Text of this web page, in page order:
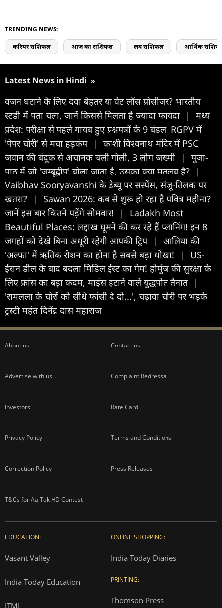
TRENDING NEWS:
करियर राशिफल आज का राशिफल लव राशिफल आर्थिक
Latest News in Hindi »
वजन घटाने के लिए दवा बेहतर या वेट लॉस प्रोसीजर? भारतीय
स्टडी में पता चला, जानें किससे मिलता है ज्यादा फायदा
|
मध्य
प्रदेश: परीक्षा से पहले गायब हुए प्रश्नपत्रों के 9 बंडल, RGPV में
'पेपर चोरी' से मचा हड़कंप |
काशी विश्वनाथ मंदिर में PSC
जवान की बंदूक से अचानक चली गोली, 3 लोग जख्मी
|
पूजा-
पाठ में जो 'जम्बूद्वीप' बोला जाता है, उसका क्या मतलब है?
|
Vaibhav Sooryavanshi के डेब्यू पर सस्पेंस, संजू-तिलक पर
खतरा?
|
Sawan 2026: कब से शुरू हो रहा है पवित्र महीना?
जानें इस बार कितने पड़ेंगे सोमवार!
|
Ladakh Most
Beautiful Places: लद्दाख घूमने की कर रहे हैं प्लानिंग! इन 8
जगहों को देखे बिना अधूरी रहेगी आपकी ट्रिप |
आल‍िया की
'अल्फा' में ऋतिक रोशन का होना है सबसे बड़ा धोखा!
|
US-
ईरान डील के बाद बदला मिडिल ईस्ट का गेम! होर्मुज की सुरक्षा के
लिए फ्रांस का बड़ा कदम, माइंस हटाने वाले युद्धपोत तैनात |
'रामलला के चोरों को सीधे फांसी दे दो...', चढ़ावा चोरी पर भड़के
ट्रस्टी महंत दिनेंद्र दास महाराज
About us Contact us
Advertise with us Complaint Redressal
Investors Rate Card
Privacy Policy Terms and Conditions
Correction Policy Press Releases
T&Cs for AajTak HD Contest
EDUCATION:
Vasant Valley
India Today Education
ITMI
ONLINE SHOPPING:
India Today Diaries
PRINTING:
Thomson Press